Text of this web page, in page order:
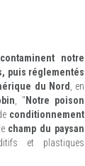
notre
puis réglementés
du Nord
, en
, " Notre poison
conditionnement
champ du paysan
et plastiques